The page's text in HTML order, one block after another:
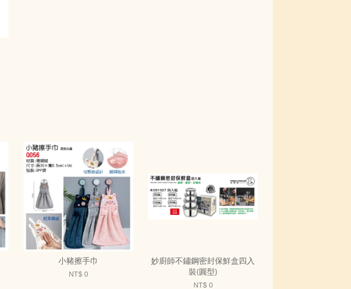
小豬擦手巾
NT$ 0
妙廚師不鏽鋼密封保鮮盒四入
裝(圓型)
NT$ 0